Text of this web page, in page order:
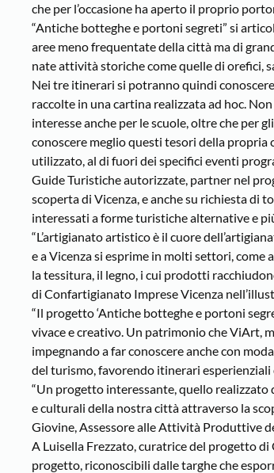
che per l’occasione ha aperto il proprio
“Antiche botteghe e portoni segreti” si
aree meno frequentate della città ma di
nate attività storiche come quelle di orefici,
Nei tre itinerari si potranno quindi
raccolte in una cartina realizzata ad hoc.
interesse anche per le scuole, oltre che per
conoscere meglio questi tesori della
utilizzato, al di fuori dei specifici eventi
Guide Turistiche autorizzate, partner nel
scoperta di Vicenza, e anche su richiesta di
interessati a forme turistiche alternative e
“L’artigianato artistico è il cuore
e a Vicenza si esprime in molti settori, come
la tessitura, il legno, i cui prodotti
di Confartigianato Imprese Vicenza
“Il progetto ‘Antiche botteghe e portoni
vivace e creativo. Un patrimonio che ViArt,
impegnando a far conoscere anche con
del turismo, favorendo itinerari esperienziali
“Un progetto interessante, quello
e culturali della nostra città attraverso la
Giovine, Assessore alle Attività Produttive
A Luisella Frezzato, curatrice del progetto
progetto, riconoscibili dalle targhe che